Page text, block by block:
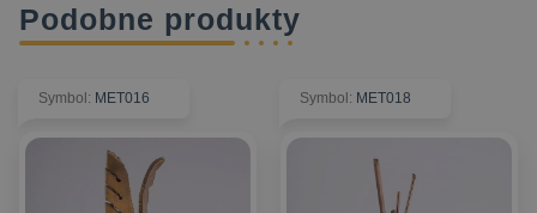
Podobne produkty
Symbol: MET016 Symbol: MET018